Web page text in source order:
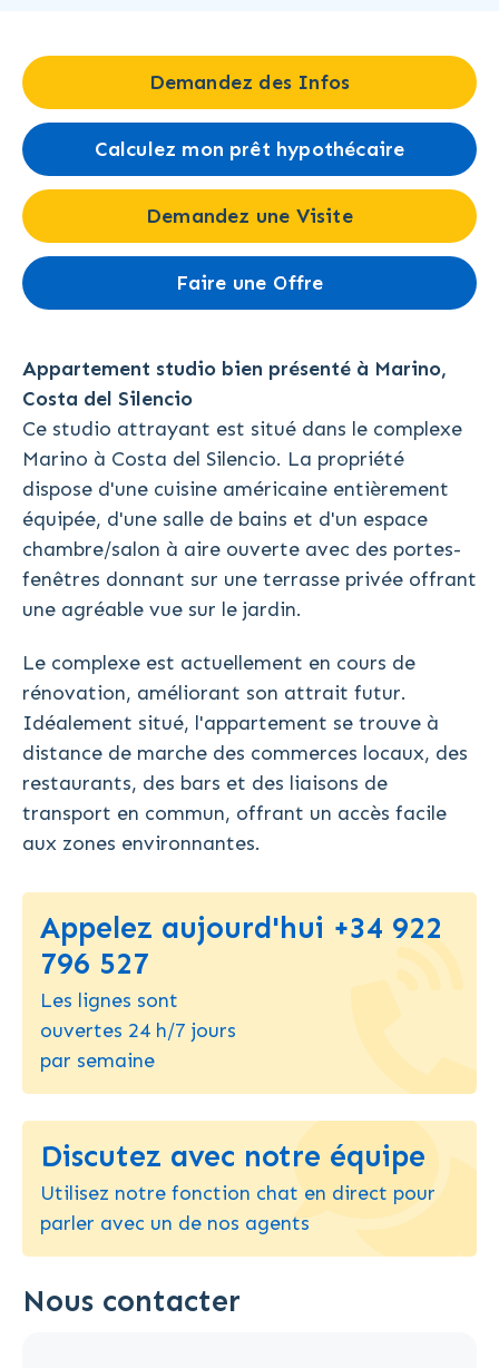
Demandez des Infos
Calculez mon prêt hypothécaire
Demandez une Visite
Faire une Offre
Appartement studio bien présenté à Marino,
Costa del Silencio
Ce studio attrayant est situé dans le complexe
Marino à Costa del Silencio. La propriété
dispose d'une cuisine américaine entièrement
équipée, d'une salle de bains et d'un espace
chambre/salon à aire ouverte avec des portes-
fenêtres donnant sur une terrasse privée offrant
une agréable vue sur le jardin.
Le complexe est actuellement en cours de
rénovation, améliorant son attrait futur.
Idéalement situé, l'appartement se trouve à
distance de marche des commerces locaux, des
restaurants, des bars et des liaisons de
transport en commun, offrant un accès facile
aux zones environnantes.
Appelez aujourd'hui +34 922
796 527
Les lignes sont
ouvertes 24 h/7 jours
par semaine
Discutez avec notre équipe
Utilisez notre fonction chat en direct pour
parler avec un de nos agents
Nous contacter